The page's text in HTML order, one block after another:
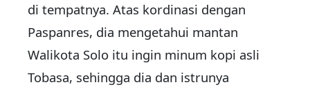
di tempatnya. Atas kordinasi dengan
Paspanres, dia mengetahui mantan
Walikota Solo itu ingin minum kopi asli
Tobasa, sehingga dia dan istrunya